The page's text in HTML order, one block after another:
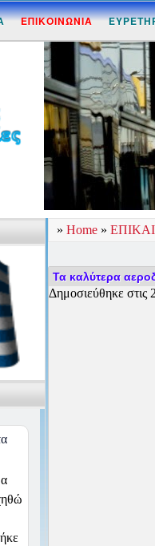
ΕΠΙΚΟΙΝΩΝΙΑ
» Home »
Τα καλύτερα
Δημοσιεύθηκε στις